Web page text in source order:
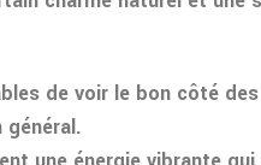
de voir le bon côté